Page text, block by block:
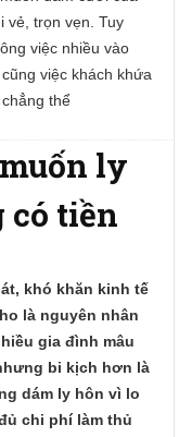
vẻ, trọn vẹn. Tuy
việc nhiều vào
việc khách khứa
thể
ly
có tiền
khó khăn kinh tế
là nguyên nhân
gia đình mâu
bi kịch hơn là
dám ly hôn vì lo
chi phí làm thủ